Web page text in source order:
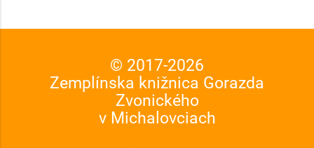
© 2017-2026
Zemplínska knižnica Gorazda
Zvonického
v Michalovciach